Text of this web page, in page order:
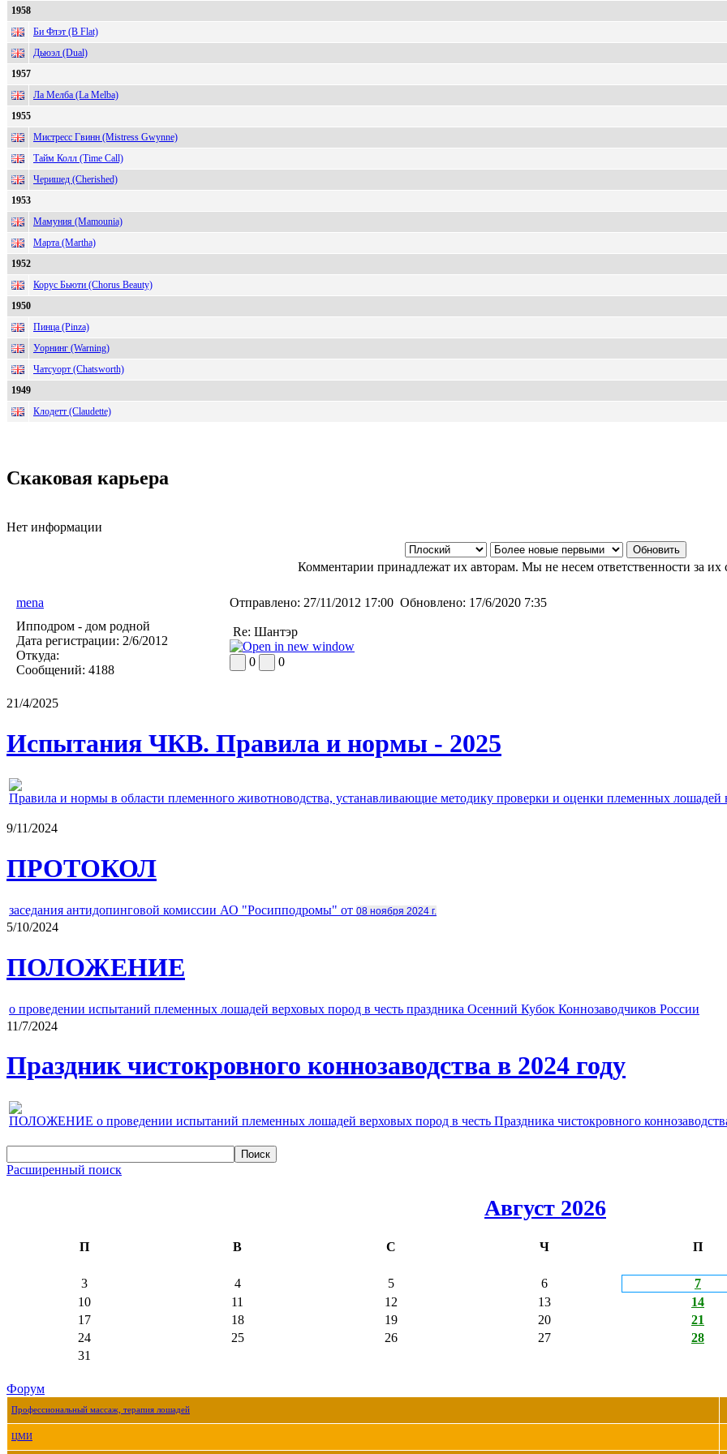
1958
Би Флэт (B Flat)
Дьюэл (Dual)
1957
Ла Мелба (La Melba)
1955
Мистресс Гвинн (Mistress Gwynne)
Тайм Колл (Time Call)
Черишед (Cherished)
1953
Мамуния (Mamounia)
Марта (Martha)
1952
Корус Бьюти (Chorus Beauty)
1950
Пинца (Pinza)
Уорнинг (Warning)
Чатсуорт (Chatsworth)
1949
Клодетт (Claudette)
Скаковая карьера
Нет информации
Комментарии принадлежат их авторам. Мы не несем ответственности за их
mena Отправлено: 27/11/2012 17:00 Обновлено: 17/6/2020 7:35
Ипподром - дом родной
Дата регистрации: 2/6/2012
Откуда:
Сообщений: 4188
Re: Шантэр
0 0
21/4/2025
Испытания ЧКВ. Правила и нормы - 2025
Правила и нормы в области племенного животноводства, устанавливающие методику проверки и оценки племенных
9/11/2024
ПРОТОКОЛ
заседания антидопинговой комиссии АО "Росипподромы" от 08 ноября 2024 г.
5/10/2024
ПОЛОЖЕНИЕ
о проведении испытаний племенных лошадей верховых пород в честь праздника Осенний Кубок Коннозаводчиков России
11/7/2024
Праздник чистокровного коннозаводства в 2024 году
ПОЛОЖЕНИЕ о проведении испытаний племенных лошадей верховых пород в честь Праздника чистокровного
Расширенный поиск
Август 2026
П В С Ч П
3
4 5 6 7
10
11 12 13 14
17
18 19 20 21
24
25 26 27 28
31
Форум
Профессиональный массаж, терапия лошадей
ЦМИ